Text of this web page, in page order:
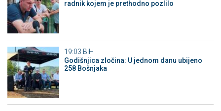
radnik kojem je prethodno pozlilo
19:03 BiH
Godišnjica zločina: U jednom danu ubijeno
258 Bošnjaka